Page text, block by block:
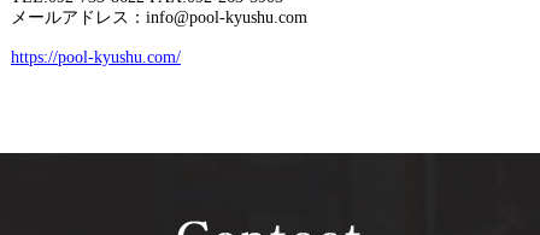
メールアドレス：info@pool-kyushu.com
https://pool-kyushu.com/